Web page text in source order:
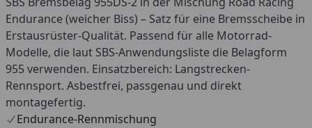
Endurance (weicher Biss) – Satz für eine Bremsscheibe in
Erstausrüster-Qualität. Passend für alle Motorrad-
Modelle, die laut SBS-Anwendungsliste die Belagform
955 verwenden. Einsatzbereich: Langstrecken-
Rennsport. Asbestfrei, passgenau und direkt
montagefertig.
Endurance-Rennmischung